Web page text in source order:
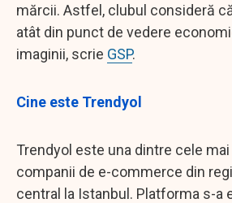
mărcii. Astfel, clubul consideră
atât din punct de vedere
imaginii, scrie GSP.
Cine este Trendyol
Trendyol este una dintre cele
companii de e-commerce din
central la Istanbul. Platforma s-a